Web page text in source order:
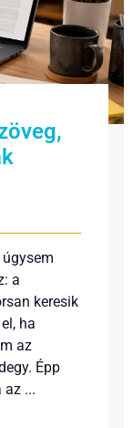
a
keresik
ha
az
Épp
...